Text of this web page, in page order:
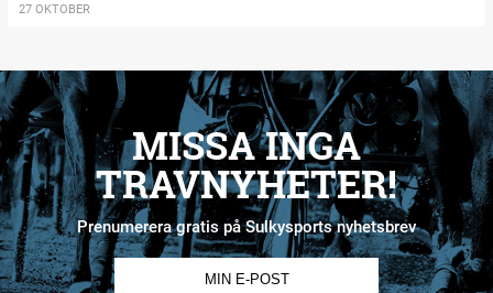
27 OKTOBER
MISSA INGA
TRAVNYHETER!
Prenumerera gratis på Sulkysports nyhetsbrev